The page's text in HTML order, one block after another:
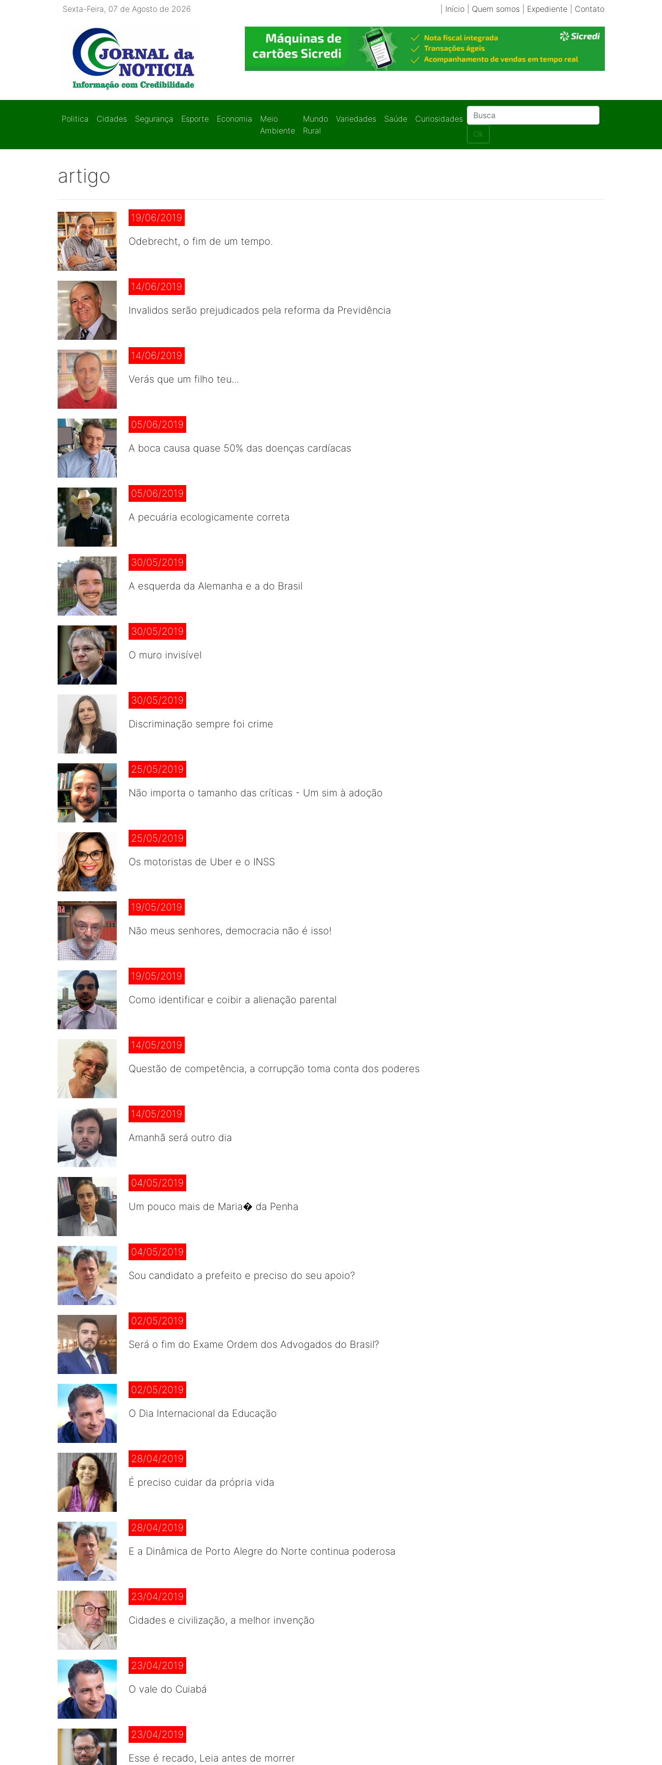
Sexta-Feira, 07 de Agosto de 2026 Início| Quem somos Expediente| Contato
Politica Cidades Segurança Esporte Economia
Meio
Ambiente
Mundo
Rural
Variedades Saúde
Curiosidades
Ok
artigo
19/06/2019
Odebrecht, o fim de um tempo.
14/06/2019
Invalidos serão prejudicados pela reforma da Previdência
14/06/2019
Verás que um filho teu...
05/06/2019
A boca causa quase 50% das doenças cardíacas
05/06/2019
A pecuária ecologicamente correta
30/05/2019
A esquerda da Alemanha e a do Brasil
30/05/2019
O muro invisível
30/05/2019
Discriminação sempre foi crime
25/05/2019
Não importa o tamanho das críticas - Um sim à adoção
25/05/2019
Os motoristas de Uber e o INSS
19/05/2019
Não meus senhores, democracia não é isso!
19/05/2019
Como identificar e coibir a alienação parental
14/05/2019
Questão de competência, a corrupção toma conta dos poderes
14/05/2019
Amanhã será outro dia
04/05/2019
Um pouco mais de Maria� da Penha
04/05/2019
Sou candidato a prefeito e preciso do seu apoio?
02/05/2019
Será o fim do Exame Ordem dos Advogados do Brasil?
02/05/2019
O Dia Internacional da Educação
28/04/2019
É preciso cuidar da própria vida
28/04/2019
E a Dinâmica de Porto Alegre do Norte continua poderosa
23/04/2019
Cidades e civilização, a melhor invenção
23/04/2019
O vale do Cuiabá
23/04/2019
Esse é recado, Leia antes de morrer